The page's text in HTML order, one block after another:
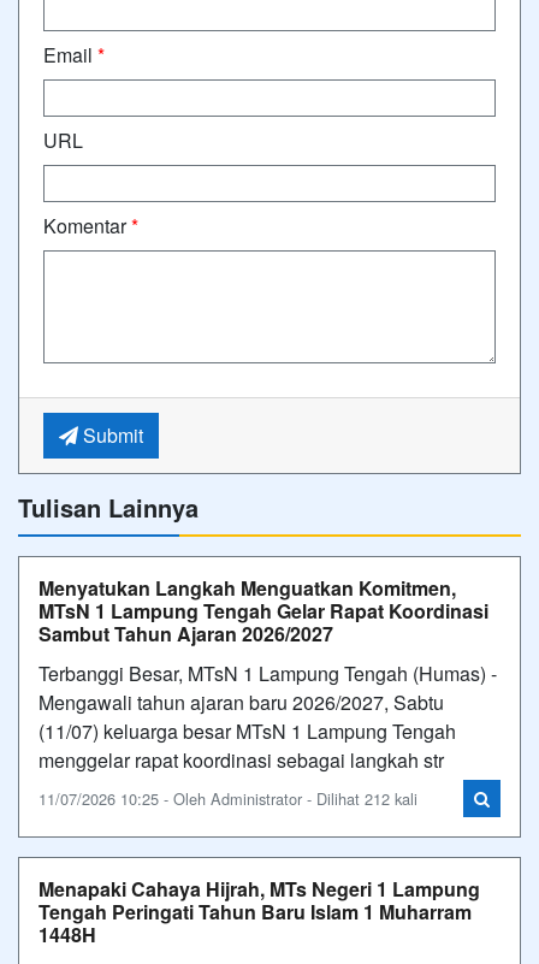
Email *
URL
Komentar*
Submit
Tulisan Lainnya
Menyatukan Langkah Menguatkan Komitmen,
MTsN 1 Lampung Tengah Gelar Rapat Koordinasi
Sambut Tahun Ajaran 2026/2027
Terbanggi Besar, MTsN 1 Lampung Tengah (Humas) -
Mengawali tahun ajaran baru 2026/2027, Sabtu
(11/07) keluarga besar MTsN 1 Lampung Tengah
menggelar rapat koordinasi sebagai langkah str
11/07/2026 10:25 - Oleh Administrator - Dilihat 212 kali
Menapaki Cahaya Hijrah, MTs Negeri 1 Lampung
Tengah Peringati Tahun Baru Islam 1 Muharram
1448H